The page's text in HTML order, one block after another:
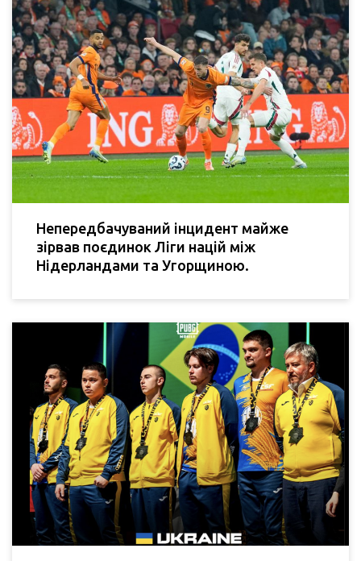
Непередбачуваний інцидент майже
зірвав поєдинок Ліги націй між
Нідерландами та Угорщиною.